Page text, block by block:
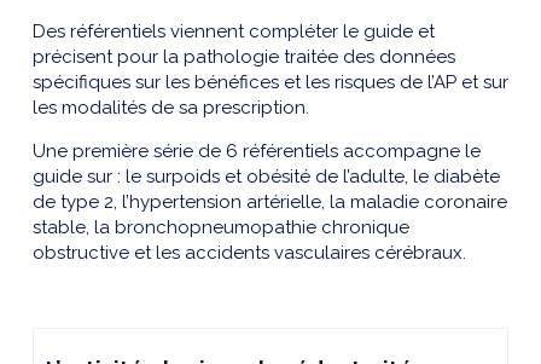
Des référentiels viennent compléter le guide et
précisent pour la pathologie traitée des données
spécifiques sur les bénéfices et les risques de l’AP et sur
les modalités de sa prescription.
Une première série de 6 référentiels accompagne le
guide sur : le surpoids et obésité de l’adulte, le diabète
de type 2, l’hypertension artérielle, la maladie coronaire
stable, la bronchopneumopathie chronique
obstructive et les accidents vasculaires cérébraux.